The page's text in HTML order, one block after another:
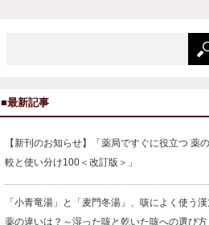
■最新記事
【新刊のお知らせ】「薬局ですぐに役立つ 薬
較と使い分け100＜改訂版＞」
「小青竜湯」と「麦門冬湯」、咳によく使う漢
薬の違いは？～湿った咳と乾いた咳への選び方